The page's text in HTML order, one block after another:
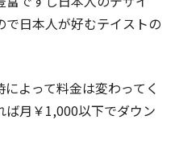
日本人が好むテイストの
よって料金は変わってく
ば月￥1,000以下でダウン